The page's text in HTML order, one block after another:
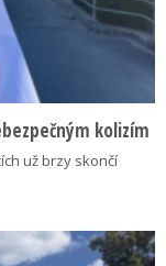
kolizím
už brzy skončí